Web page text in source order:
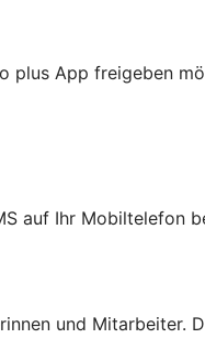
plus App freigeben
auf Ihr Mobiltelefon
und Mitarbeiter.